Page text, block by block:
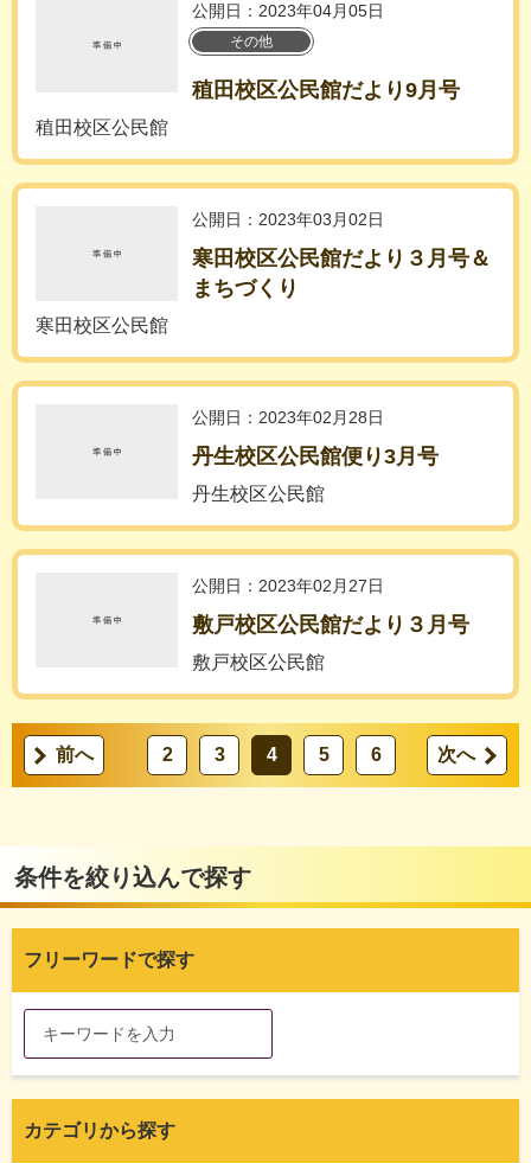
公開日：2023年04月05日
その他
稙田校区公民館だより9月号
稙田校区公民館
公開日：2023年03月02日
寒田校区公民館だより３月号＆
まちづくり
寒田校区公民館
公開日：2023年02月28日
丹生校区公民館便り3月号
丹生校区公民館
公開日：2023年02月27日
敷戸校区公民館だより３月号
敷戸校区公民館
前へ 2 3 4 5 6 次へ
条件を絞り込んで探す
フリーワードで探す
カテゴリから探す